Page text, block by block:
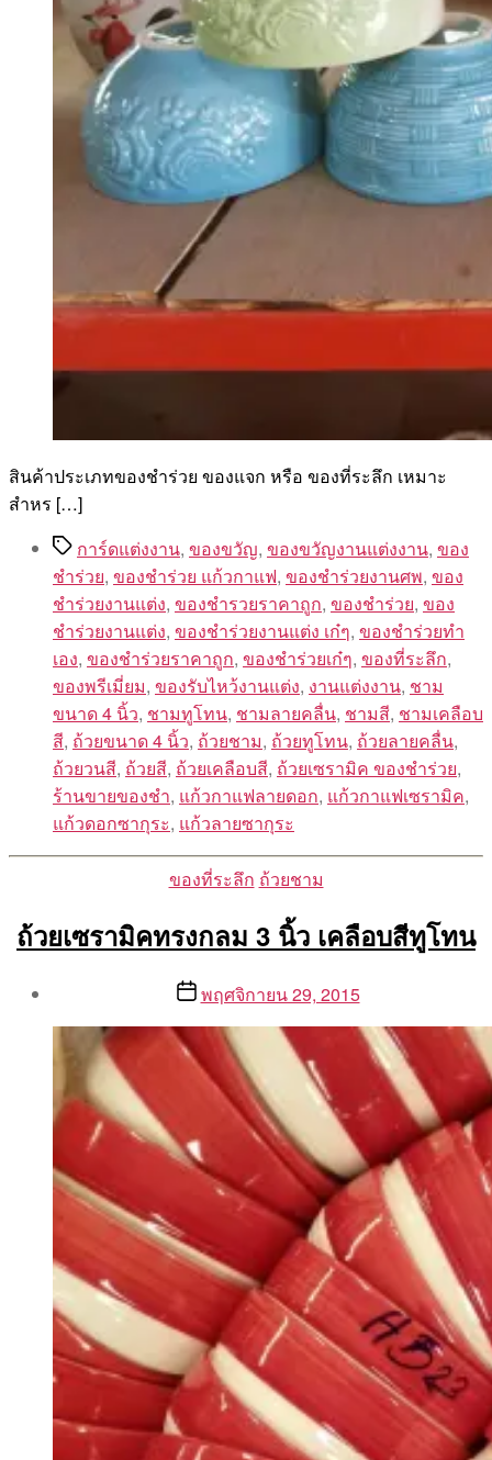
สินค้าประเภทของชำร่วย ของแจก หรือ ของที่ระลึก เหมาะ
สำหร […]
Tagsการ์ดแต่งงาน, ของขวัญ, ของขวัญงานแต่งงาน, ของ
ชำร่วย, ของชำร่วย แก้วกาแฟ, ของชำร่วยงานศพ, ของ
ชำร่วยงานแต่ง, ของชำรวยราคาถูก, ของชําร่วย, ของ
ชําร่วยงานแต่ง, ของชําร่วยงานแต่ง เก๋ๆ, ของชําร่วยทํา
เอง, ของชําร่วยราคาถูก, ของชําร่วยเก๋ๆ, ของที่ระลึก,
ของพรีเมี่ยม, ของรับไหว้งานแต่ง, งานแต่งงาน, ชาม
ขนาด 4 นิ้ว, ชามทูโทน, ชามลายคลื่น, ชามสี, ชามเคลือบ
สี, ถ้วยขนาด 4 นิ้ว, ถ้วยชาม, ถ้วยทูโทน, ถ้วยลายคลื่น,
ถ้วยวนสี, ถ้วยสี, ถ้วยเคลือบสี, ถ้วยเซรามิค ของชำร่วย,
ร้านขายของชํา, แก้วกาแฟลายดอก, แก้วกาแฟเซรามิค,
แก้วดอกซากุระ, แก้วลายซากุระ
Categories
ของที่ระลึก ถ้วยชาม
ถ้วยเซรามิคทรงกลม 3 นิ้ว เคลือบสีทูโทน
By
Aea
Postพฤศจิกายน 29, 2015